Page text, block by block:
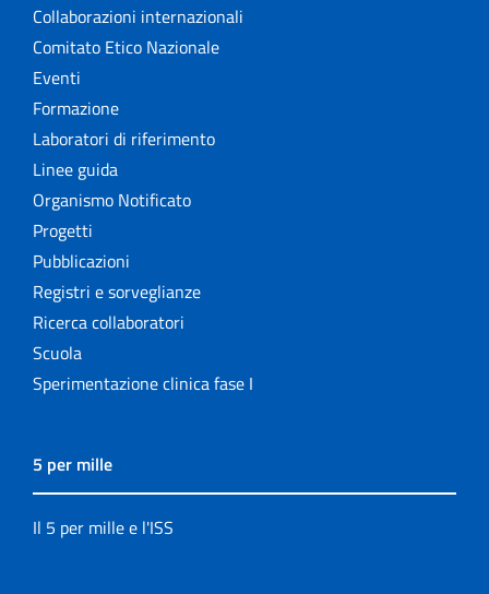
Collaborazioni internazionali
Comitato Etico Nazionale
Eventi
Formazione
Laboratori di riferimento
Linee guida
Organismo Notificato
Progetti
Pubblicazioni
Registri e sorveglianze
Ricerca collaboratori
Scuola
Sperimentazione clinica fase I
5 per mille
Il 5 per mille e l'ISS